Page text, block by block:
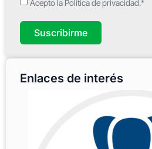
Acepto la Política de privacidad.*
Suscribirme
Enlaces de interés